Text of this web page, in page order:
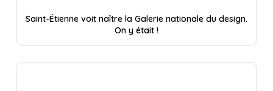
Saint-Étienne voit naître la Galerie nationale du design.
On y était !